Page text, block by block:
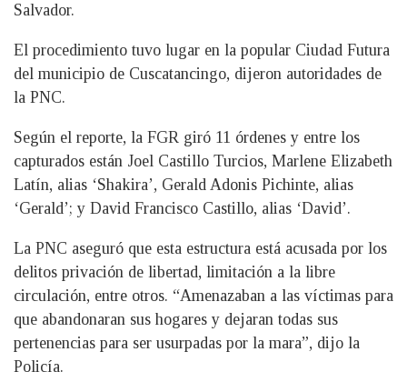
Salvador.
El procedimiento tuvo lugar en la popular Ciudad Futura
del municipio de Cuscatancingo, dijeron autoridades de
la PNC.
Según el reporte, la FGR giró 11 órdenes y entre los
capturados están Joel Castillo Turcios, Marlene Elizabeth
Latín, alias ‘Shakira’, Gerald Adonis Pichinte, alias
‘Gerald’; y David Francisco Castillo, alias ‘David’.
La PNC aseguró que esta estructura está acusada por los
delitos privación de libertad, limitación a la libre
circulación, entre otros. “Amenazaban a las víctimas para
que abandonaran sus hogares y dejaran todas sus
pertenencias para ser usurpadas por la mara”, dijo la
Policía.